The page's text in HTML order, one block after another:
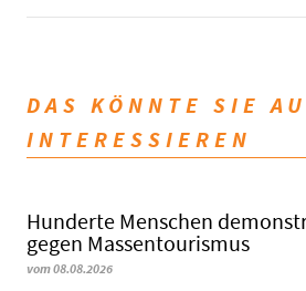
DAS KÖNNTE SIE
INTERESSIEREN
Hunderte Menschen
gegen Massentourismus
vom 08.08.2026